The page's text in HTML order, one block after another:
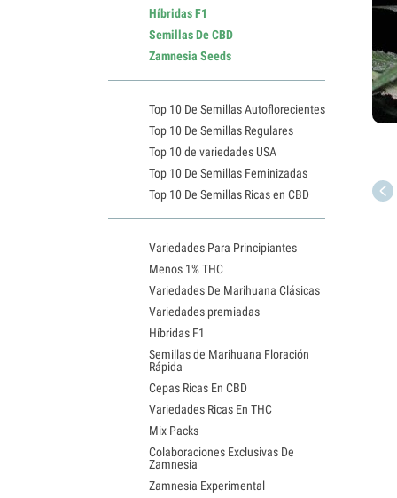
Híbridas F1
Semillas De CBD
Zamnesia Seeds
Top 10 De Semillas Autoflorecientes
Top 10 De Semillas Regulares
Top 10 de variedades USA
Top 10 De Semillas Feminizadas
Top 10 De Semillas Ricas en CBD
Variedades Para Principiantes
Menos 1% THC
Variedades De Marihuana Clásicas
Variedades premiadas
Híbridas F1
Semillas de Marihuana Floración
Rápida
Cepas Ricas En CBD
Variedades Ricas En THC
Mix Packs
Colaboraciones Exclusivas De
Zamnesia
Zamnesia Experimental